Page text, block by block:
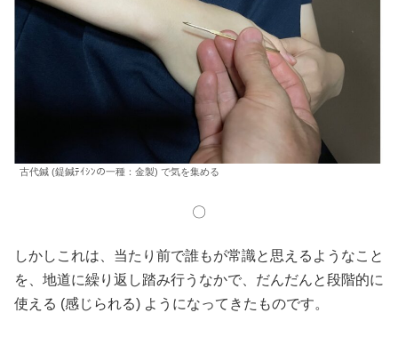
古代鍼 (鍉鍼ﾃｲｼﾝの一種：金製) で気を集める
〇
しかしこれは、当たり前で誰もが常識と思えるようなこと
を、地道に繰り返し踏み行うなかで、だんだんと段階的に
使える (感じられる) ようになってきたものです。